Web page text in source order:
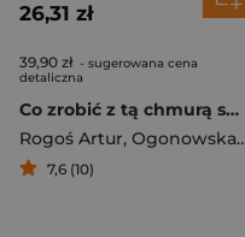
26,31 zł
39,90 zł - sugerowana cena
detaliczna
Co zrobić z tą chmurą smogu
Rogoś Artur, Ogonowska Małgorzata
7,6 (10)